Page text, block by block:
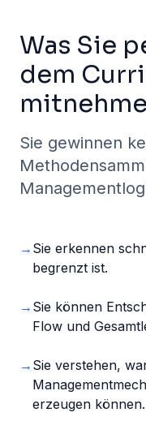
Was Sie
dem
Sie gewinnen
→ Sie erkennen
begrenzt ist.
→ Sie können
Flow und
→ Sie verstehen,
erzeugen können.